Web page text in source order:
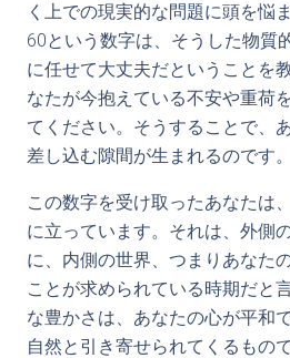
く上での現実的な問題に頭を悩
60という数字は、そうした物質
に任せて大丈夫だということを
なたが今抱えている不安や重荷
てください。そうすることで、
差し込む隙間が生まれるのです。
この数字を受け取ったあなたは
に立っています。それは、外側
に、内側の世界、つまりあなた
ことが求められている時期だと
な豊かさは、あなたの心が平和
自然と引き寄せられてくるもの